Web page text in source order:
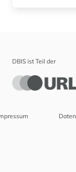
DBIS ist Teil der